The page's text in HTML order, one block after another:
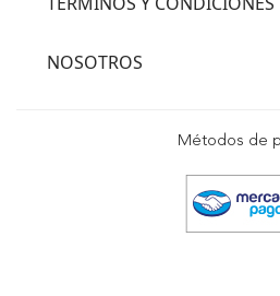
NOSOTROS
Métodos de